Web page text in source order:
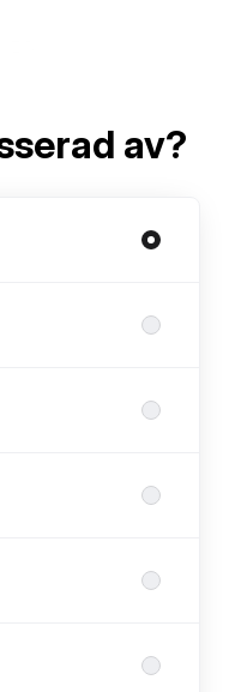
av?